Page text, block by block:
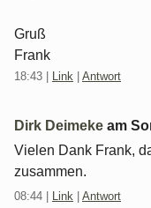
Gruß
Frank
18:43 Link Antwort
Dirk Deimeke am
Vielen Dank Frank,
zusammen.
08:44 Link Antwort